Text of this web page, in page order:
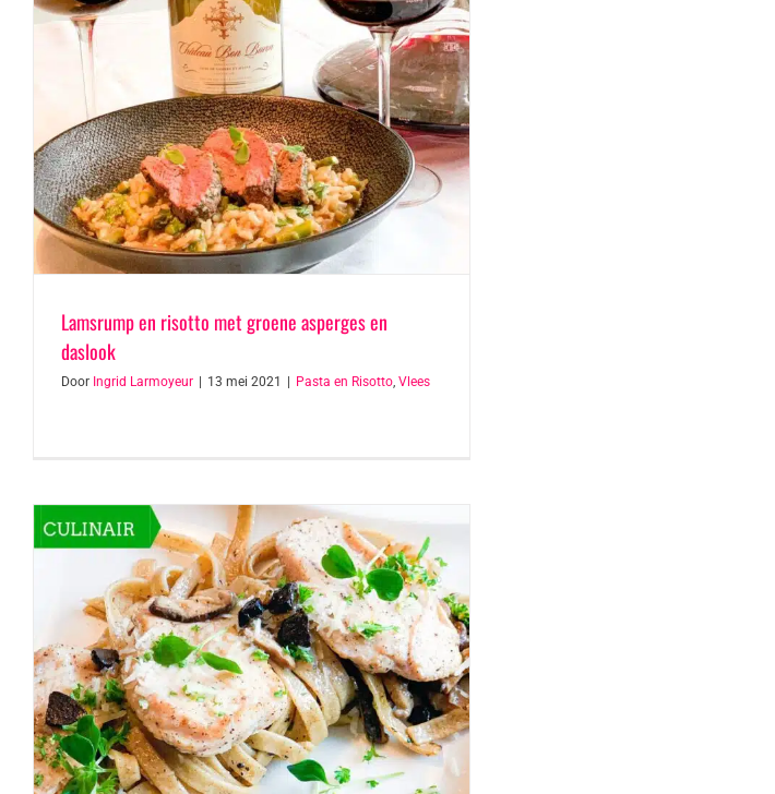
Lamsrump en risotto met groene asperges en
daslook
Door Ingrid Larmoyeur | 13 mei 2021 | Pasta en Risotto Vlees